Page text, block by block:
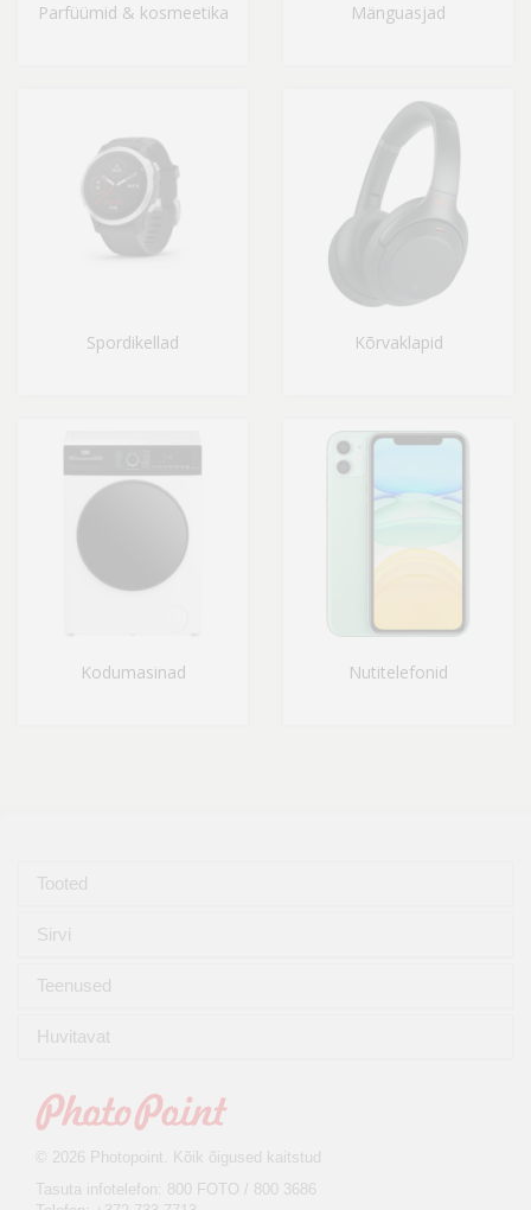
Parfüümid & kosmeetika Mänguasjad
Spordikellad Kõrvaklapid
Kodumasinad Nutitelefonid
Tooted
Sirvi
Teenused
Huvitavat
© 2026 Photopoint. Kõik õigused kaitstud
Tasuta infotelefon: 800 FOTO / 800 3686